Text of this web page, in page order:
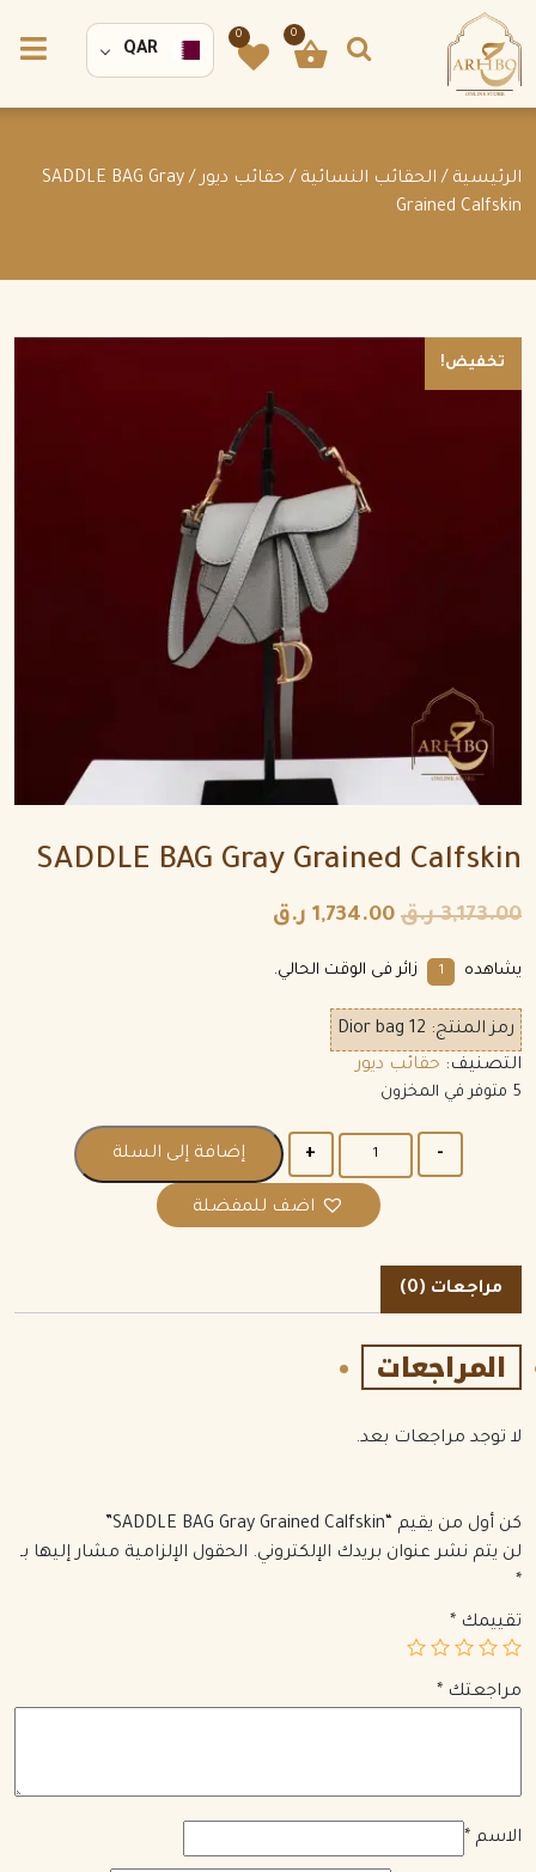
0
0
QAR
الرئيسية / الحقائب النسائية / حقائب ديور
/ SADDLE BAG Gray
Grained Calfskin
تخفيض!
SADDLE BAG Gray Grained Calfskin
3,173.00 ر.ق 1,734.00 ر.ق
يشاهده 1 زائر فى الوقت الحالي.
رمز المنتج: Dior bag 12
التصنيف: حقائب ديور
5 متوفر في المخزون
إضافة إلى السلة
اضف للمفضلة
مراجعات (0)
المراجعات
لا توجد مراجعات بعد.
كن أول من يقيم “SADDLE BAG Gray Grained Calfskin”
لن يتم نشر عنوان بريدك الإلكتروني. الحقول الإلزامية مشار إليها بـ
*
تقييمك *
مراجعتك *
الاسم *